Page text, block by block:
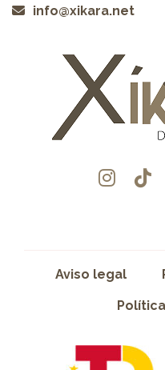
info@xikara.net
Aviso legal